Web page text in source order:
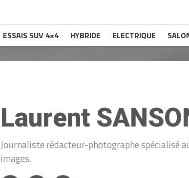
ESSAIS SUV 4×4 HYBRIDE ELECTRIQUE
Laurent
Journaliste rédacteur-photographe spécialisé
images.